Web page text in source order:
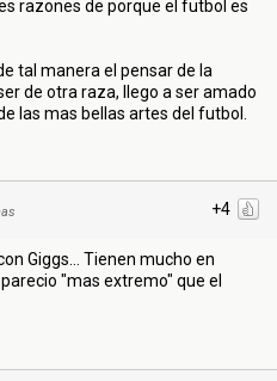
razones de porque el futbol es
tal manera el pensar de la
de otra raza, llego a ser amado
las mas bellas artes del futbol.
+4
Giggs... Tienen mucho en
"mas extremo" que el